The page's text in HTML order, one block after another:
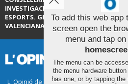
INVESTIGACIÓ, CULTURA I
ESPORTS. GENERALITAT
VALENCIANA.
L' Opinió de Torrent |Termes d'ús|
To add this web app
screen open the
menu and tap on
The menu can be
the menu hardware
has one, or by tapping the
Aviso sobre el Uso
Utilizamos cookies
funcionamiento del
lista de cookies y
nuestra Política de